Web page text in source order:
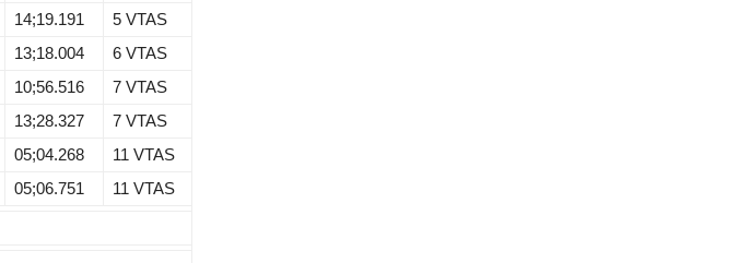
14;19.191
5 VTAS
13;18.004
6 VTAS
10;56.516
7 VTAS
13;28.327
7 VTAS
05;04.268
11 VTAS
05;06.751 11 VTAS